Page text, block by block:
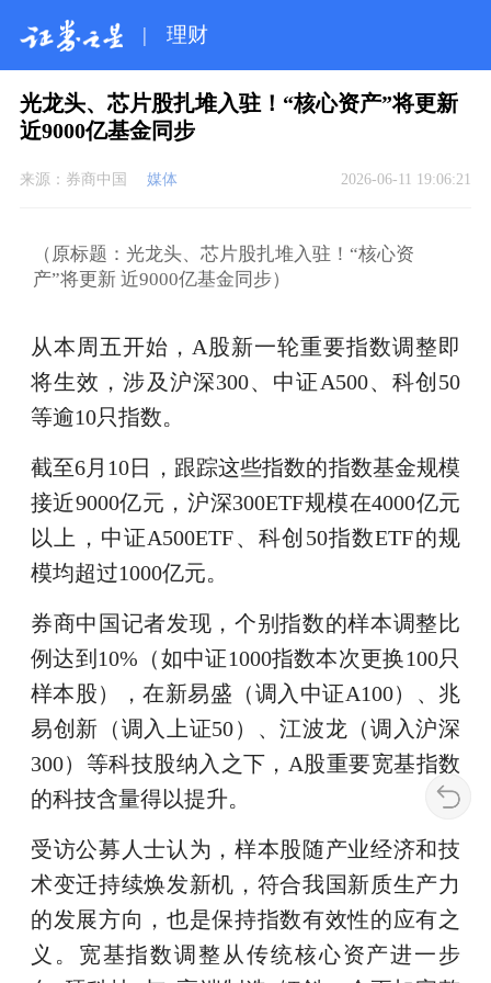
| 理财
光龙头、芯片股扎堆入驻！“核心资产”将更新
近9000亿基金同步
来源： 券商中国 媒体 2026-06-11 19:06:21
（原标题：光龙头、芯片股扎堆入驻！“核心资
产”将更新 近9000亿基金同步）
从本周五开始，A股新一轮重要指数调整即
将生效，涉及沪深300、中证A500、科创50
等逾10只指数。
截至6月10日，跟踪这些指数的指数基金规模
接近9000亿元，沪深300ETF规模在4000亿元
以上，中证A500ETF、科创50指数ETF的规
模均超过1000亿元。
券商中国记者发现，个别指数的样本调整比
例达到10%（如中证1000指数本次更换100只
样本股），在新易盛（调入中证A100）、兆
易创新（调入上证50）、江波龙（调入沪深
300）等科技股纳入之下，A股重要宽基指数
的科技含量得以提升。
受访公募人士认为，样本股随产业经济和技
术变迁持续焕发新机，符合我国新质生产力
的发展方向，也是保持指数有效性的应有之
义。宽基指数调整从传统核心资产进一步